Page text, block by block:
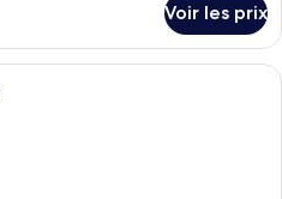
Voir les prix
Coffres-forts dans les chambres,